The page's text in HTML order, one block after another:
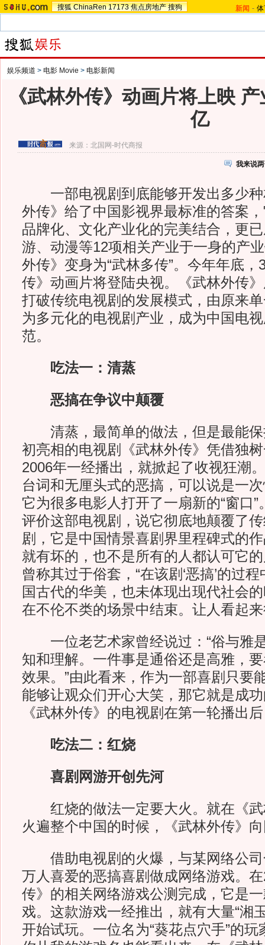
搜狐 ChinaRen 17173 焦点房地产 搜狗 新闻 -
娱乐频道 > 电影 Movie > 电影新闻
《武林外传》动画片将上映
亿
来源： 北国网-时代商报
我来说
一部电视剧到底能够开发出多少种
外传》给了中国影视界最标准的答案
品牌化、文化产业化的完美结合，更
游、动漫等12项相关产业于一身的产
外传》变身为“武林多传”。今年年底，
传》动画片将登陆央视。《武林外传
打破传统电视剧的发展模式，由原来
为多元化的电视剧产业，成为中国电视
范。
吃法一：清蒸
恶搞在争议中颠覆
清蒸，最简单的做法，但是最能保
初亮相的电视剧《武林外传》凭借独
2006年一经播出，就掀起了收视狂潮
台词和无厘头式的恶搞，可以说是一
它为很多电影人打开了一扇新的“窗口
评价这部电视剧，说它彻底地颠覆了
剧，它是中国情景喜剧界里程碑式的
就有坏的，也不是所有的人都认可它
曾称其过于俗套，“在该剧‘恶搞’的过
国古代的华美，也未体现出现代社会
在不伦不类的场景中结束。让人看起
一位老艺术家曾经说过：“俗与雅
知和理解。一件事是通俗还是高雅，
效果。”由此看来，作为一部喜剧只要
能够让观众们开心大笑，那它就是成
《武林外传》的电视剧在第一轮播出
吃法二：红烧
喜剧网游开创先河
红烧的做法一定要大火。就在《武
火遍整个中国的时候，《武林外传》
借助电视剧的火爆，与某网络公司
万人喜爱的恶搞喜剧做成网络游戏。
传》的相关网络游戏公测完成，它是
戏。这款游戏一经推出，就有大量“湘
开始试玩。一位名为“葵花点穴手”的玩